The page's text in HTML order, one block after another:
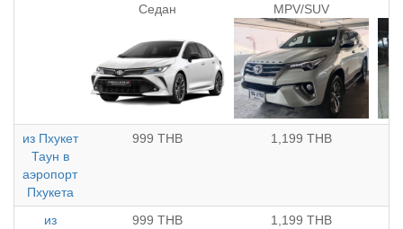
Седан MPV/SUV
из Пхукет
Таун в
аэропорт
Пхукета
999 THB 1,199 THB
из
999 THB 1,199 THB